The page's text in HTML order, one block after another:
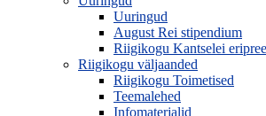
Uuringud
August Rei stipendium
Riigikogu Kantselei
Riigikogu väljaanded
Riigikogu Toimetised
Teemalehed
Infomaterjalid